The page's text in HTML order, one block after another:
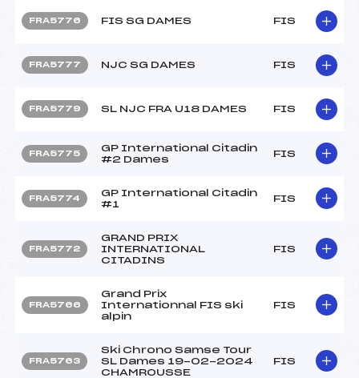
FRA5776 FIS SG DAMES FIS
FRA5777 NJC SG DAMES FIS
FRA5779 SL NJC FRA U18 DAMES FIS
FRA5775
GP International Citadin
#2 Dames
FIS
FRA5774
GP International Citadin
#1
FIS
FRA5772
GRAND PRIX
INTERNATIONAL
CITADINS
FIS
FRA5766
Grand Prix
Internationnal FIS ski
alpin
FIS
FRA5763
Ski Chrono Samse Tour
SL Dames 19-02-2024
CHAMROUSSE
FIS